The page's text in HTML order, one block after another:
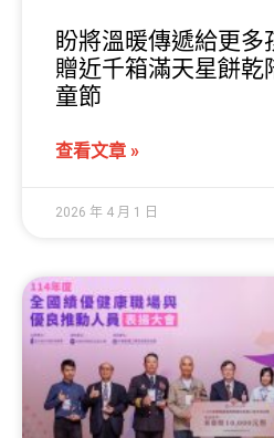
盼將溫暖傳遞給更多
贈近千箱滿天星餅乾
童節
查看文章 »
2026 年 4 月 1 日